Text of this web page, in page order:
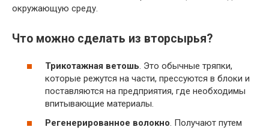
окружающую среду.
Что можно сделать из вторсырья?
Трикотажная ветошь. Это обычные тряпки,
которые режутся на части, прессуются в блоки и
поставляются на предприятия, где необходимы
впитывающие материалы.
Регенерированное волокно. Получают путем